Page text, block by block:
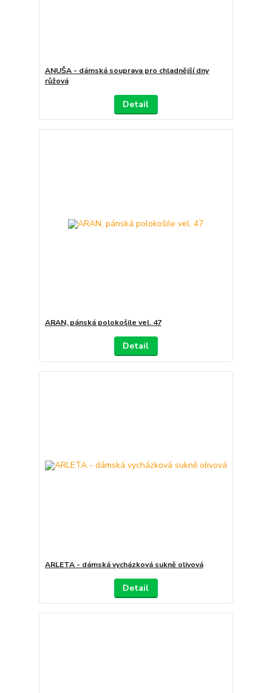
ANUŠA - dámská souprava pro chladnější dny
růžová
Detail
ARAN, pánská polokošile vel. 47
Detail
ARLETA - dámská vycházková sukně olivová
Detail